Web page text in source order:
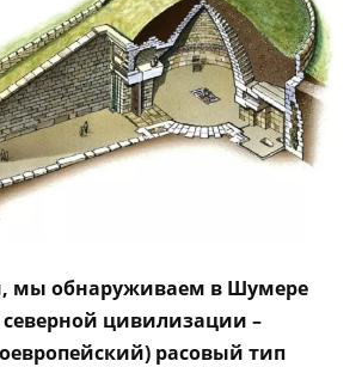
мы обнаруживаем в Шумере
цивилизации –
расовый тип